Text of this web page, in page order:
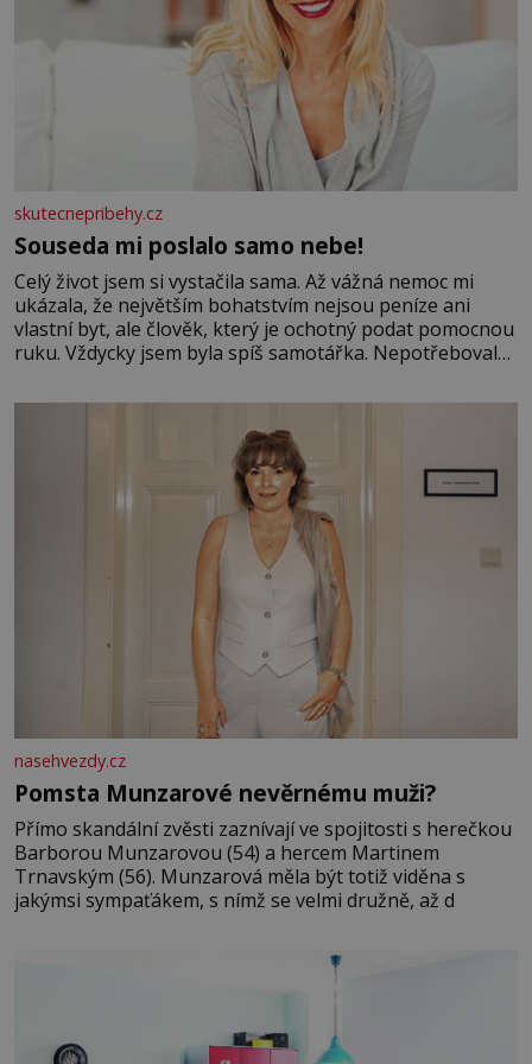
skutecnepribehy.cz
Souseda mi poslalo samo nebe!
Celý život jsem si vystačila sama. Až vážná nemoc mi
ukázala, že největším bohatstvím nejsou peníze ani
vlastní byt, ale člověk, který je ochotný podat pomocnou
ruku. Vždycky jsem byla spíš samotářka. Nepotřebovala
mi knihy, práce a hlavně klid. Hned po studiích jsem
nasehvezdy.cz
Pomsta Munzarové nevěrnému muži?
Přímo skandální zvěsti zaznívají ve spojitosti s herečkou
Barborou Munzarovou (54) a hercem Martinem
Trnavským (56). Munzarová měla být totiž viděna s
jakýmsi sympaťákem, s nímž se velmi družně, až d